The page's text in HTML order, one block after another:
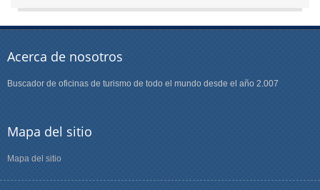
Acerca de nosotros
Buscador de oficinas de turismo de todo el mundo desde el año 2.007
Mapa del sitio
Mapa del sitio